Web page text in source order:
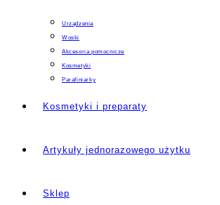
Urządzenia
Woski
Akcesoria pomocnicze
Kosmetyki
Parafiniarky
Kosmetyki i preparaty
Artykuły jednorazowego użytku
Sklep